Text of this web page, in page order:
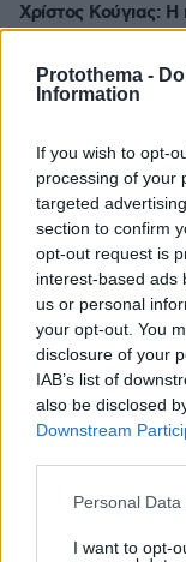
Protothema -
Information
If you wish to opt-
processing of your
targeted
section to confirm
opt-out request is
interest-based ads
us or personal
your opt-out. You
disclosure of your
IAB’s list of
also be disclosed
Downstream
Please note that
not limited to your
Personal
I want to opt-
Χρίστος Κούγιας:
ζωή δεν μπορεί να
παρουσιάζονται
γεγονότα
06.08.2026, 22:24
Γιατί δεν έσωσα
ερευνητής που
συμβίωση του
αγέλη λύκων
επενέβη, όταν το
06.08.2026, 19:34
Γιώργος
θεραπεία